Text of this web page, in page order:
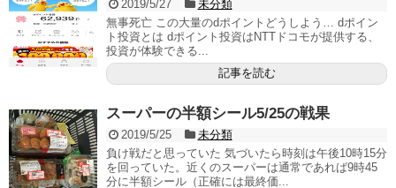
2019/5/27
未分類
無事死亡 この大量のdポイントどうしよう… dポイン
ト投資とは dポイント投資はNTTドコモが提供する、
投資が体験できる...
記事を読む
スーパーの半額シール5/25の戦果
2019/5/25
未分類
負け戦だと思っていた 気づいたら時刻は午後10時15分
を回っていた。近くのスーパーは通常であれば9時45
分に半額シール（正確には最終価...